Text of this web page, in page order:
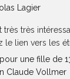
Lagier
très très
le lien vers les
une fille de
Claude Vollmer